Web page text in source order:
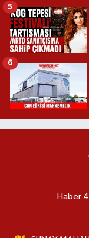
5
6
Haber